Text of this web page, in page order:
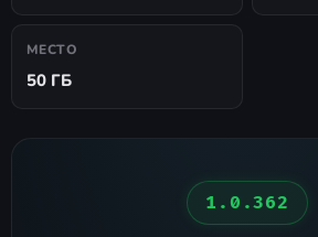
МЕСТО
50 ГБ
1.0.362